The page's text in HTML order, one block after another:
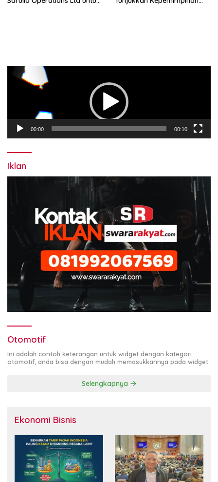
Pemutar
Video
00:00 00:10
Iklan
Otomotif
Ini adalah contoh keterangan untuk widget dengan kategori
otomotif, anda bisa dengan mudah memasukkannya pada widget.
Selengkapnya
Ekonomi Bisnis